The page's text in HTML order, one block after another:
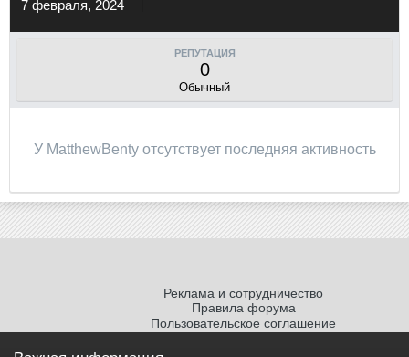
7 февраля, 2024
РЕПУТАЦИЯ
0
Обычный
У MatthewBenty отсутствует последняя активность
Реклама и сотрудничество
Правила форума
Пользовательское соглашение